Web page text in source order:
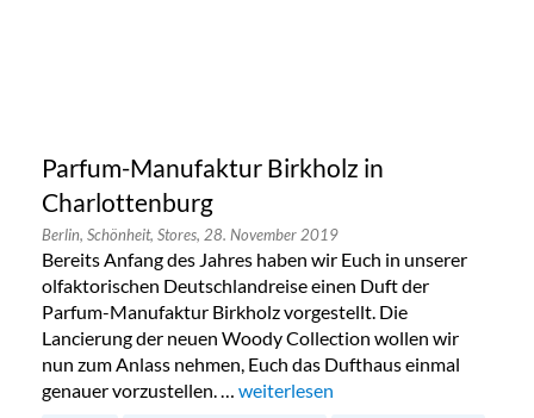
Parfum-Manufaktur Birkholz in
Charlottenburg
Berlin, Schönheit, Stores, 28. November 2019
Bereits Anfang des Jahres haben wir Euch in unserer
olfaktorischen Deutschlandreise einen Duft der
Parfum-Manufaktur Birkholz vorgestellt. Die
Lancierung der neuen Woody Collection wollen wir
nun zum Anlass nehmen, Euch das Dufthaus einmal
genauer vorzustellen. … „Parfum-Manufaktur Birkholz in
weiterlesen